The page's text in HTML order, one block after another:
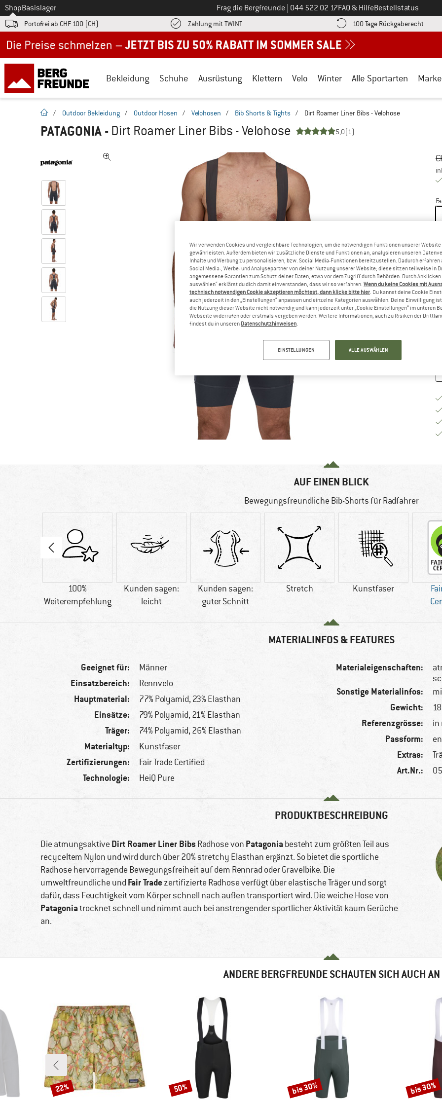
Zum
ShopBasislager Frag die Bergfreunde Ruf uns an unter
044 522 02 17FAQ & HilfeBestellstatus
Portofrei ab CHF 100 (CH) Zahlung mit TWINTFinde die Zahlungs-Infos hier! Öffnet sich in einer Infobox
100 Tage Rückgaberecht
Bekleidung Schuhe Ausrüstung Klettern Velo Winter Alle Sportarten
Startseite
/ Outdoor Bekleidung / Outdoor Hosen / Velohosen / Bib Shorts & Tights / Dirt Roamer Liner Bibs - Velohose
PATAGONIA - Dirt Roamer Liner Bibs - Velohose 5,0(1)
AUF EINEN BLICK
Bewegungsfreundliche Bib-Shorts für Radfahrer
100%
Weiterempfehlung
Kunden sagen:
leicht
Kunden sagen:
guter Schnitt
Stretch Kunstfaser
MATERIALINFOS & FEATURES
Geeignet für: Männer
Einsatzbereich: Rennvelo
Hauptmaterial: 77% Polyamid, 23% Elasthan
Einsätze: 79% Polyamid, 21% Elasthan
Träger: 74% Polyamid, 26% Elasthan
Materialtyp: Kunstfaser
Zertifizierungen: Fair Trade Certified
Technologie: HeiQ Pure
Materialeigenschaften:
Sonstige Materialinfos:
Gewicht:
Referenzgrösse: in
Passform:
Extras:
Art.Nr.:
PRODUKTBESCHREIBUNG
Die atmungsaktive Dirt Roamer Liner Bibs Radhose von Patagoniabesteht zum größten Teil aus
recyceltem Nylon und wird durch über 20% stretchy Elasthan ergänzt. So bietet die sportliche
Radhose hervorragende Bewegungsfreiheit auf dem Rennrad oder Gravelbike. Die
umweltfreundliche und Fair Tradezertifizierte Radhose verfügt über elastische Träger und sorgt
dafür, dass Feuchtigkeit vom Körper schnell nach außen transportiert wird. Die weiche Hose von
Patagoniatrocknet schnell und nimmt auch bei anstrengender sportlicher Aktivität kaum Gerüche
an.
ANDERE BERGFREUNDE SCHAUTEN SICH AUCH AN
Rabatt
22% Rabatt
50% Rabatt
bis 30% Rabatt
bis 30%
Wir verwenden Cookies und vergleichbare Technologien, um die notwendigen Funktionen unserer Website
gewährleisten. Außerdem bieten wir zusätzliche Dienste und Funktionen an, analysieren unseren
Inhalte und Werbung zu personalisieren, bzw. Social Media-Funktionen bereitzustellen. Dadurch erfahren
Social Media-, Werbe- und Analysepartner von deiner Nutzung unserer Website; diese sitzen teilweise in
angemessene Garantien zum Schutz deiner Daten, etwa vor dem Zugriff durch Behörden. Durch Anklicken
auswählen“ erklärst du dich damit einverstanden, dass wir so verfahren. Wenn du keine Cookies mit
technisch notwendigen Cookie akzeptieren möchtest, dann klicke bitte hier. Du kannst deine Cookie
auch jederzeit in den „Einstellungen“ anpassen und einzelne Kategorien auswählen. Deine Einwilligung
die Nutzung dieser Website nicht notwendig und kann jederzeit unter „Cookie Einstellungen“ im unteren
Webseite widerrufen oder erstmals vergeben werden. Weitere Informationen, auch zu Risiken der
findest du in unseren Datenschutzhinweisen.
EINSTELLUNGEN ALLE AUSWÄHLEN